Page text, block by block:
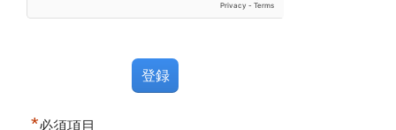
*必須項目